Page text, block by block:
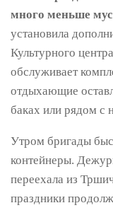
много меньше
установила
Культурного
обслуживает
отдыхающие
баках или рядом с
Утром бригады
контейнеры.
переехала из
праздники